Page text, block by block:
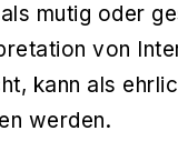
mutig oder
von
kann als
werden.